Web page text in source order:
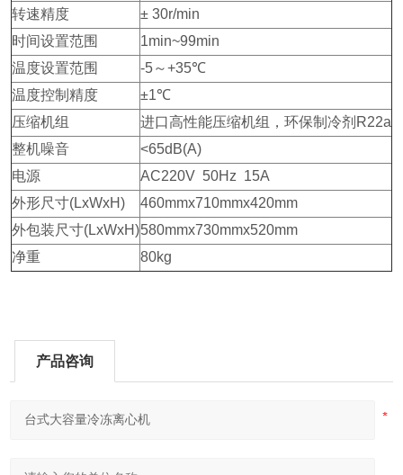
转速精度
± 30r/min
时间设置范围
1min~99min
温度设置范围
-5～+35℃
温度控制精度
±1℃
压缩机组
进口高性能压缩机组，环保制冷剂 R22a
整机噪音
<65dB(A)
电源
AC220V 50Hz 15A
外形尺寸(LxWxH)
460mmx710mmx420mm
外包装尺寸(LxWxH)580mmx730mmx520mm
净重
80kg
产品咨询